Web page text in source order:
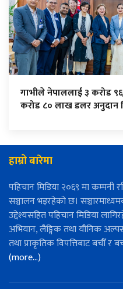
गाभीले नेपाललाई ३ करोड
करोड ८० लाख डलर अनुदान
हाम्रो बारेमा
पहिचान मिडिया २०६९ मा कम्पनी
सञ्चालन भइरहेको छ।
उद्देश्यसहित पहिचान मिडिया
अभियान, लैङ्गिक तथा यौनिक
तथा प्राकृतिक विपत्तिबाट बचौँ र
(more…)